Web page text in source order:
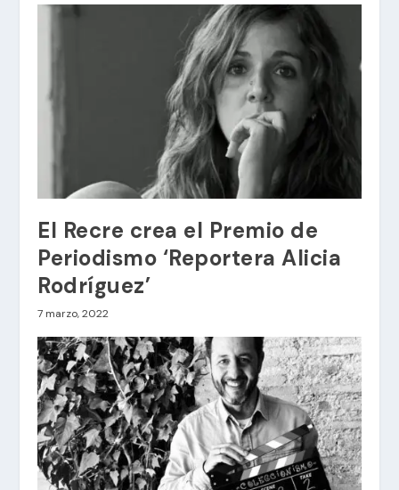
El Recre crea el Premio de
Periodismo ‘Reportera Alicia
Rodríguez’
7 marzo, 2022